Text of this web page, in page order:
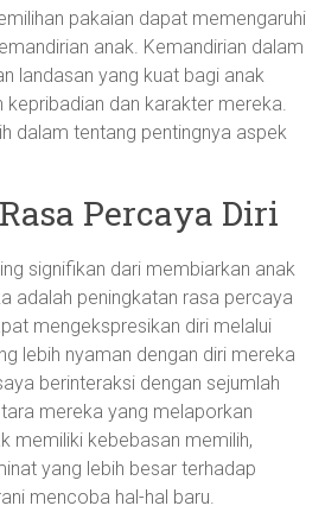
pakaian dapat memengaruhi
anak. Kemandirian dalam
landasan yang kuat bagi anak
kepribadian dan karakter mereka.
dalam tentang pentingnya aspek
Percaya Diri
signifikan dari membiarkan anak
adalah peningkatan rasa percaya
mengekspresikan diri melalui
lebih nyaman dengan diri mereka
berinteraksi dengan sejumlah
mereka yang melaporkan
memiliki kebebasan memilih,
yang lebih besar terhadap
mencoba hal-hal baru.